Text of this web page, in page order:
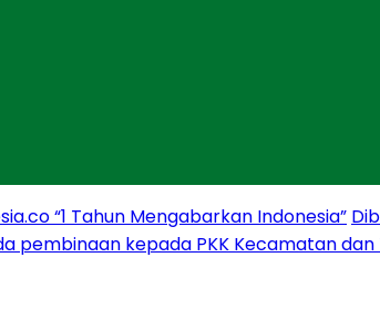
“1 Tahun Mengabarkan Indonesia”
pembinaan kepada PKK Kecamatan dan